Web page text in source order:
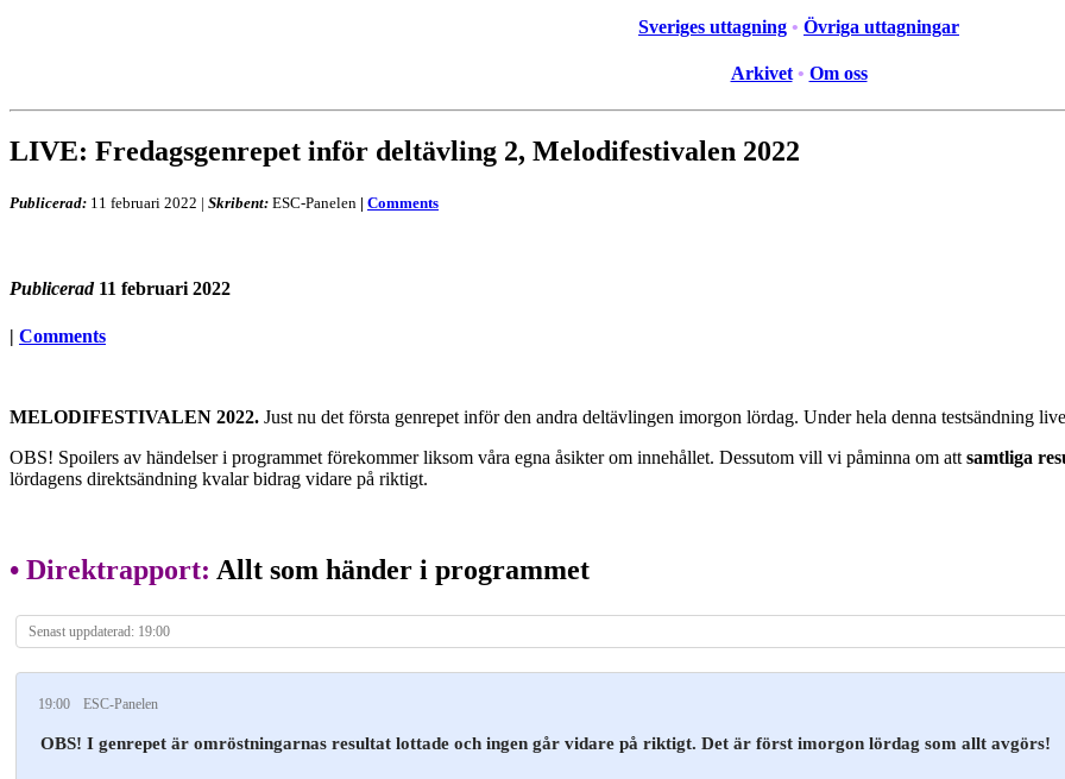
Sveriges uttagning • Övriga uttagningar
Arkivet • Om oss
LIVE: Fredagsgenrepet inför deltävling 2, Melodifestivalen 2022
Publicerad: 11 februari 2022 | Skribent: ESC-Panelen | Comments
Publicerad 11 februari 2022
| Comments
MELODIFESTIVALEN 2022. Just nu det första genrepet inför den andra deltävlingen imorgon lördag. Under hela denna testsändning
OBS! Spoilers av händelser i programmet förekommer liksom våra egna åsikter om innehållet. Dessutom vill vi påminna om att samtliga
lördagens direktsändning kvalar bidrag vidare på riktigt.
• Direktrapport: Allt som händer i programmet
Senast uppdaterad: 19:00
19:00 ESC-Panelen
OBS! I genrepet är omröstningarnas resultat lottade och ingen går vidare på riktigt. Det är först imorgon lördag som allt avgörs!